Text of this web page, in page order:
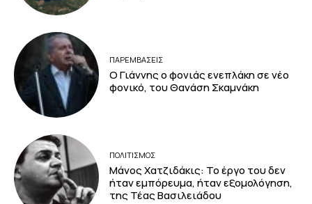
ΠΑΡΕΜΒΑΣΕΙΣ
Ο Γιάννης ο φονιάς ενεπλάκη σε νέο
φονικό, του Θανάση Σκαμνάκη
ΠΟΛΙΤΙΣΜΟΣ
Μάνος Χατζιδάκις: Το έργο του δεν
ήταν εμπόρευμα, ήταν εξομολόγηση,
της Τέας Βασιλειάδου